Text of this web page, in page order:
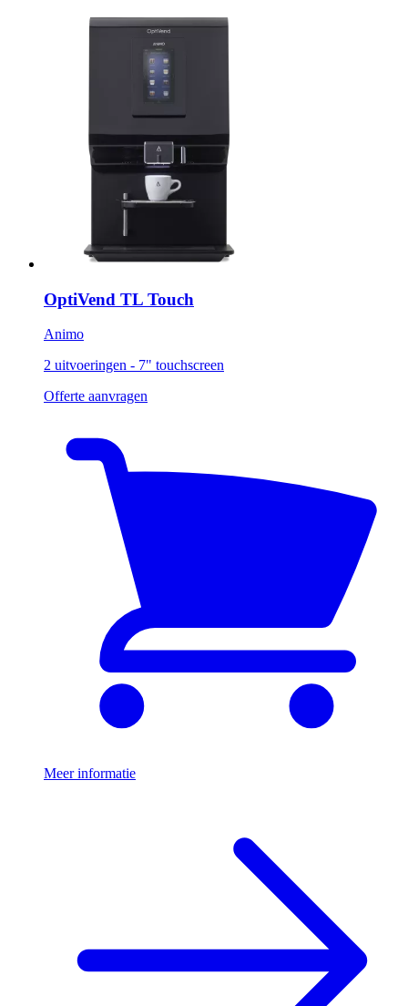
OptiVend TL Touch
Animo
2 uitvoeringen - 7" touchscreen
Offerte aanvragen
Meer informatie